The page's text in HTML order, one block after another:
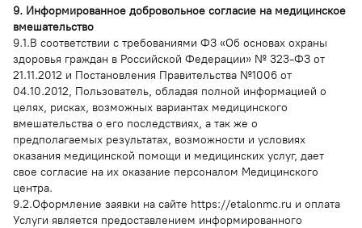
9. Информированное добровольное согласие на медицинское
вмешательство
9.1.В соответствии с требованиями ФЗ «Об основах охраны
здоровья граждан в Российской Федерации» № 323-ФЗ от
21.11.2012 и Постановления Правительства №1006 от
04.10.2012, Пользователь, обладая полной информацией о
целях, рисках, возможных вариантах медицинского
вмешательства о его последствиях, а так же о
предполагаемых результатах, возможности и условиях
оказания медицинской помощи и медицинских услуг, дает
свое согласие на их оказание персоналом Медицинского
центра.
9.2.Оформление заявки на сайте https://etalonmc.ru и оплата
Услуги является предоставлением информированного